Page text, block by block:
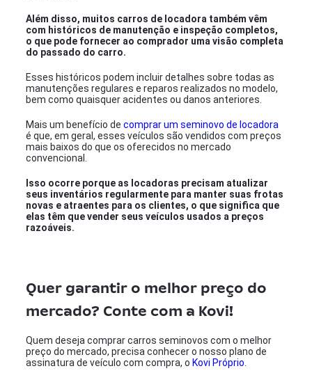
Além disso, muitos carros de locadora também vêm
com históricos de manutenção e inspeção completos,
o que pode fornecer ao comprador uma visão completa
do passado do carro.
Esses históricos podem incluir detalhes sobre todas as
manutenções regulares e reparos realizados no modelo,
bem como quaisquer acidentes ou danos anteriores.
Mais um benefício decomprar um seminovo de locadora
é que, em geral, esses veículos são vendidos com preços
mais baixos do que os oferecidos no mercado
convencional.
Isso ocorre porque as locadoras precisam atualizar
seus inventários regularmente para manter suas frotas
novas e atraentes para os clientes, o que significa que
elas têm que vender seus veículos usados a preços
razoáveis.
Quer garantir o melhor preço do
mercado? Conte com a Kovi!
Quem deseja comprar carros seminovos com o melhor
preço do mercado, precisa conhecer o nosso plano de
assinatura de veículo com compra, o Kovi Próprio